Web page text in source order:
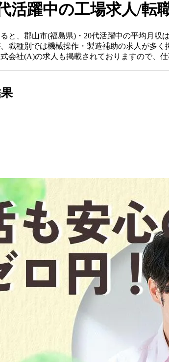
活躍中の工場求人/転
と、郡山市(福島県)・20代活躍中の平均月収
職種別では機械操作・製造補助の求人が多く
会社(A)の求人も掲載されておりますので、